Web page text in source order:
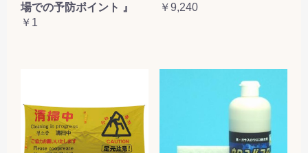
場での予防ポイント 』
￥1
￥9,240